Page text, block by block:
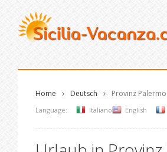
Home Deutsch Provinz Palermo
Language: Italiano English